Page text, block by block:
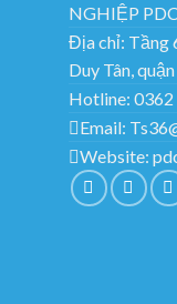
NGHIỆP
Địa chỉ: Tầng
Duy Tân,
Hotline: 0362
Email:
Website: